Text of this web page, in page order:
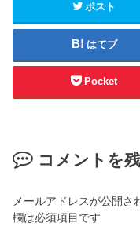
ポスト
はてブ
Pocket
コメントを
メールアドレスが公開さ
欄は必須項目です